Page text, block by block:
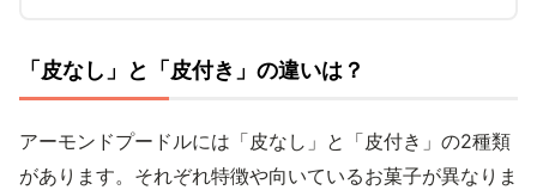
「皮なし」と「皮付き」の違いは？
アーモンドプードルには「皮なし」と「皮付き」の2種類
があります。それぞれ特徴や向いているお菓子が異なりま